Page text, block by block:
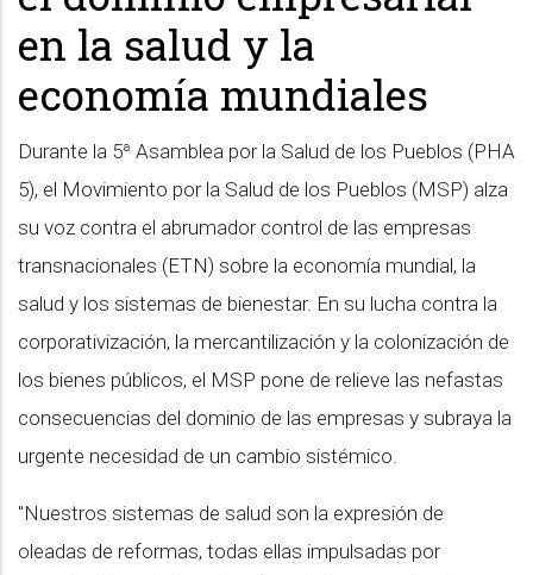
en la salud y la
economía mundiales
Durante la 5ª Asamblea por la Salud de los Pueblos (PHA
5), el Movimiento por la Salud de los Pueblos (MSP) alza
su voz contra el abrumador control de las empresas
transnacionales (ETN) sobre la economía mundial, la
salud y los sistemas de bienestar. En su lucha contra la
corporativización, la mercantilización y la colonización de
los bienes públicos, el MSP pone de relieve las nefastas
consecuencias del dominio de las empresas y subraya la
urgente necesidad de un cambio sistémico.
"Nuestros sistemas de salud son la expresión de
oleadas de reformas, todas ellas impulsadas por